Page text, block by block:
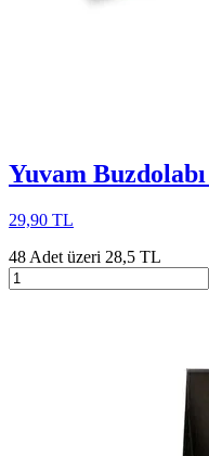
Yuvam
29,90 TL
48 Adet üzeri 28,5 TL